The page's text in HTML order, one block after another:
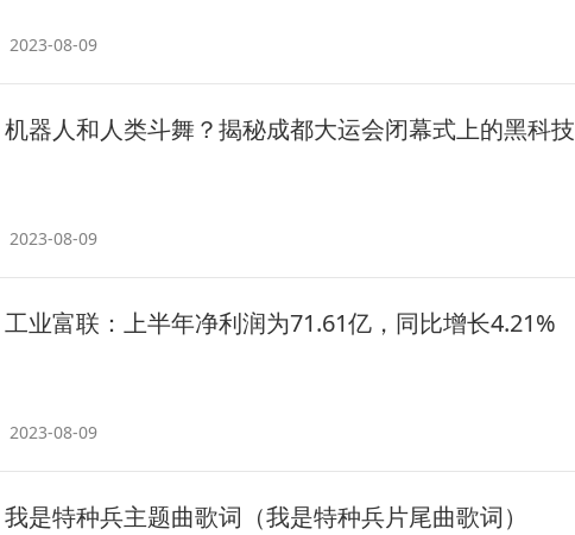
2023-08-09
机器人和人类斗舞？揭秘成都大运会闭幕式上的黑科技
2023-08-09
工业富联：上半年净利润为71.61亿，同比增长4.21%
2023-08-09
我是特种兵主题曲歌词（我是特种兵片尾曲歌词）